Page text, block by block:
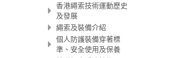
香港繩索技術運動歷史
及發展
繩索及裝備介紹
個人防護裝備穿著標
準、安全使用及保養